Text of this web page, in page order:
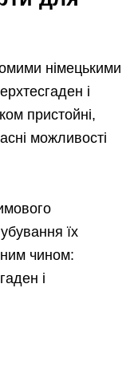
німецькими
і
пристойні,
можливості
їх
чином:
і